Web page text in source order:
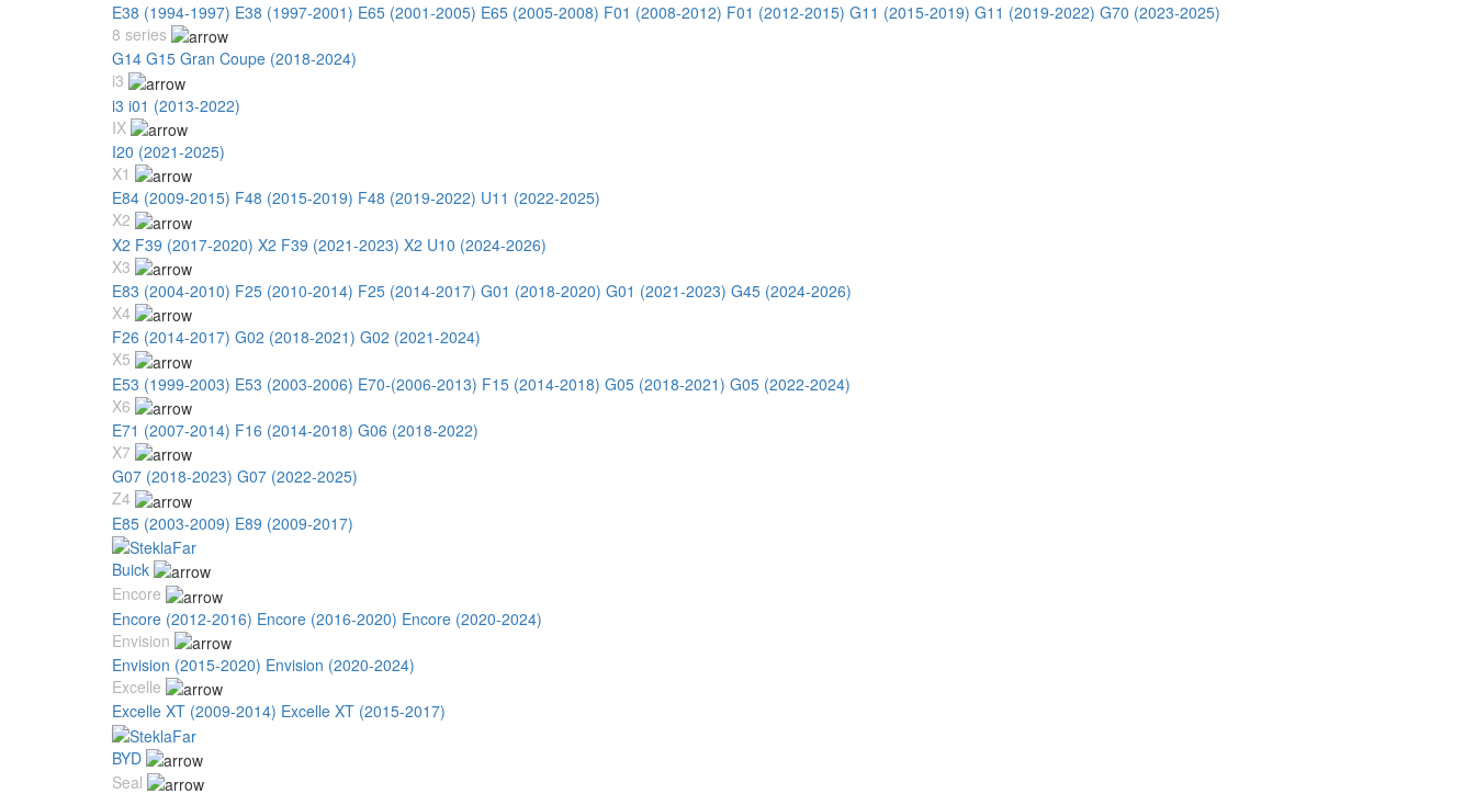
E38 (1994-1997) E38 (1997-2001) E65 (2001-2005) E65 (2005-2008) F01 (2008-2012) F01 (2012-2015) G11 (2015-2019) G11 (2019-2022) G70 (2023-2025)
8 series
G14 G15 Gran Coupe (2018-2024)
i3
i3 i01 (2013-2022)
IX
I20 (2021-2025)
X1
E84 (2009-2015) F48 (2015-2019) F48 (2019-2022) U11 (2022-2025)
X2
X2 F39 (2017-2020) X2 F39 (2021-2023) X2 U10 (2024-2026)
X3
E83 (2004-2010) F25 (2010-2014) F25 (2014-2017) G01 (2018-2020) G01 (2021-2023) G45 (2024-2026)
X4
F26 (2014-2017) G02 (2018-2021) G02 (2021-2024)
X5
E53 (1999-2003) E53 (2003-2006) E70-(2006-2013) F15 (2014-2018) G05 (2018-2021) G05 (2022-2024)
X6
E71 (2007-2014) F16 (2014-2018) G06 (2018-2022)
X7
G07 (2018-2023) G07 (2022-2025)
Z4
E85 (2003-2009) E89 (2009-2017)
Buick
Encore
Encore (2012-2016) Encore (2016-2020) Encore (2020-2024)
Envision
Envision (2015-2020) Envision (2020-2024)
Excelle
Excelle XT (2009-2014) Excelle XT (2015-2017)
BYD
Seal